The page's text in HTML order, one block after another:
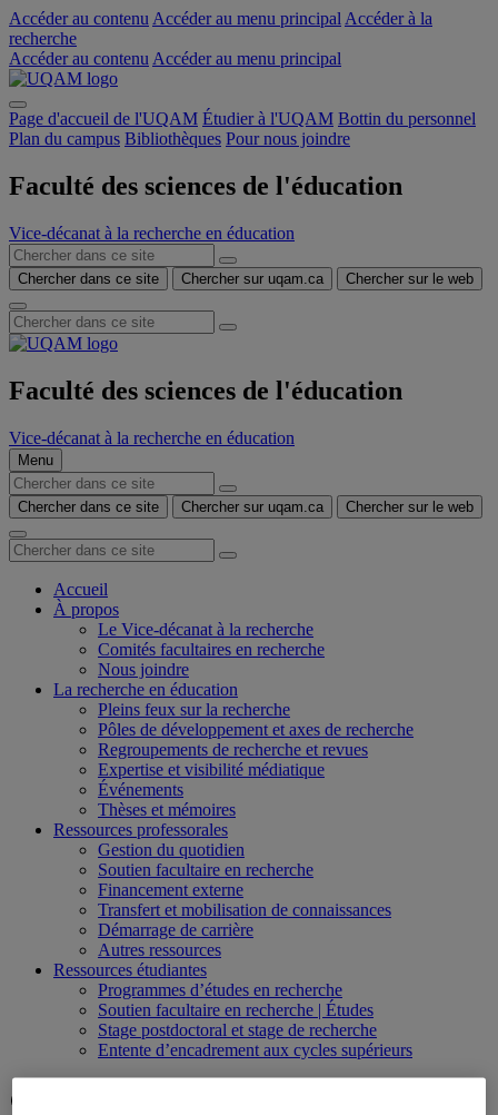
Accéder au contenu Accéder au menu principal Accéder à la
recherche
Accéder au contenu Accéder au menu principal
Page d'accueil de l'UQAM Étudier à l'UQAM Bottin du personnel
Plan du campus Bibliothèques Pour nous joindre
Faculté des sciences de l'éducation
Vice-décanat à la recherche en éducation
Chercher dans ce site Chercher sur uqam.ca Chercher sur le web
Faculté des sciences de l'éducation
Vice-décanat à la recherche en éducation
Menu
Chercher dans ce site Chercher sur uqam.ca Chercher sur le web
Accueil
À propos
Le Vice-décanat à la recherche
Comités facultaires en recherche
Nous joindre
La recherche en éducation
Pleins feux sur la recherche
Pôles de développement et axes de recherche
Regroupements de recherche et revues
Expertise et visibilité médiatique
Événements
Thèses et mémoires
Ressources professorales
Gestion du quotidien
Soutien facultaire en recherche
Financement externe
Transfert et mobilisation de connaissances
Démarrage de carrière
Autres ressources
Ressources étudiantes
Programmes d’études en recherche
Soutien facultaire en recherche | Études
Stage postdoctoral et stage de recherche
Entente d’encadrement aux cycles supérieurs
Facebook